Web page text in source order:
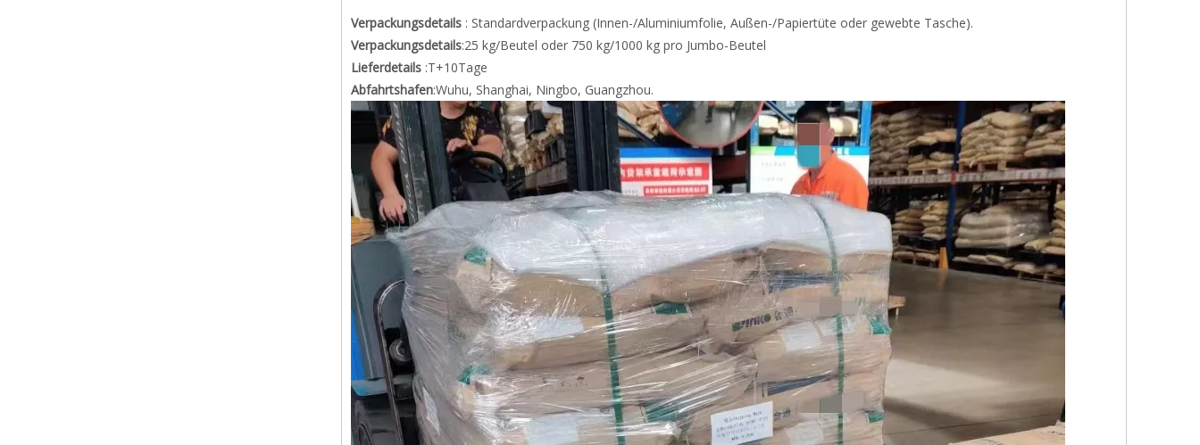
Verpackungsdetails : Standardverpackung (Innen-/Aluminiumfolie, Außen-/Papiertüte oder gewebte Tasche).
Verpackungsdetails:25 kg/Beutel oder 750 kg/1000 kg pro Jumbo-Beutel
Lieferdetails :T+10Tage
Abfahrtshafen:Wuhu, Shanghai, Ningbo, Guangzhou.